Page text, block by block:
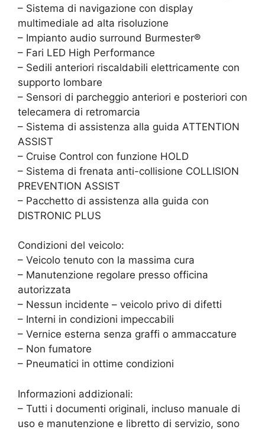
– Sistema di navigazione con display
multimediale ad alta risoluzione
– Impianto audio surround Burmester®
– Fari LED High Performance
– Sedili anteriori riscaldabili elettricamente con
supporto lombare
– Sensori di parcheggio anteriori e posteriori con
telecamera di retromarcia
– Sistema di assistenza alla guida ATTENTION
ASSIST
– Cruise Control con funzione HOLD
– Sistema di frenata anti-collisione COLLISION
PREVENTION ASSIST
– Pacchetto di assistenza alla guida con
DISTRONIC PLUS
Condizioni del veicolo:
– Veicolo tenuto con la massima cura
– Manutenzione regolare presso officina
autorizzata
– Nessun incidente – veicolo privo di difetti
– Interni in condizioni impeccabili
– Vernice esterna senza graffi o ammaccature
– Non fumatore
– Pneumatici in ottime condizioni
Informazioni addizionali:
– Tutti i documenti originali, incluso manuale di
uso e manutenzione e libretto di servizio, sono